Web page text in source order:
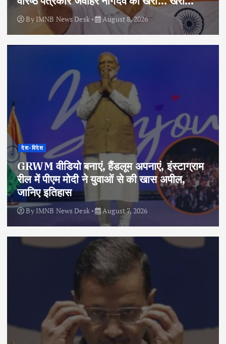
ByIMNB News Desk August 8, 2026
देश-विदेश
GRWM वीडियो बनाएं, हैंडलूम अपनाएं, इंस्टाग्राम
रील में पीएम मोदी ने युवाओं से की खास अपील,
जानिए इतिहास
By IMNB News Desk August 7, 2026